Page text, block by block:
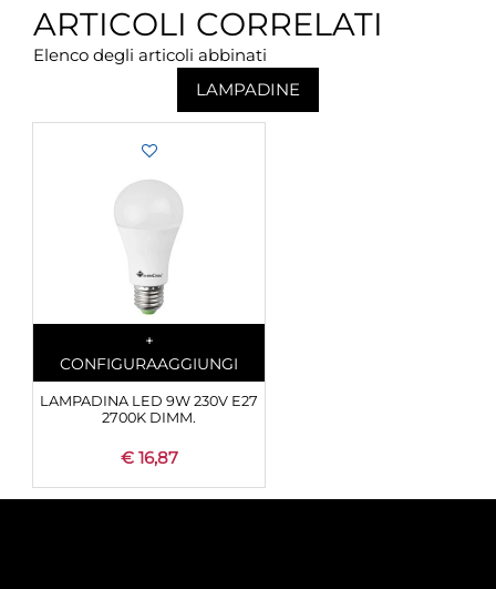
ARTICOLI CORRELATI
Elenco degli articoli abbinati
LAMPADINE
Quantità
+
CONFIGURAAGGIUNGI
LAMPADINA LED 9W 230V E27
2700K DIMM.
€ 16,87